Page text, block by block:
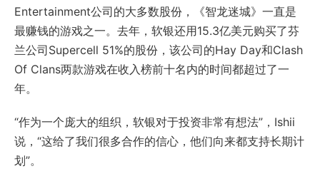
Entertainment公司的大多数股份，《智龙迷城》一直是
最赚钱的游戏之一。去年，软银还用15.3亿美元购买了芬
兰公司Supercell 51%的股份，该公司的Hay Day和Clash
Of Clans两款游戏在收入榜前十名内的时间都超过了一
年。
“作为一个庞大的组织，软银对于投资非常有想法”，Ishii
说，“这给了我们很多合作的信心，他们向来都支持长期计
划”。